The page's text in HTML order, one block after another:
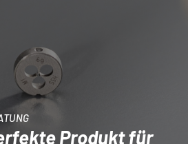
Produkt für